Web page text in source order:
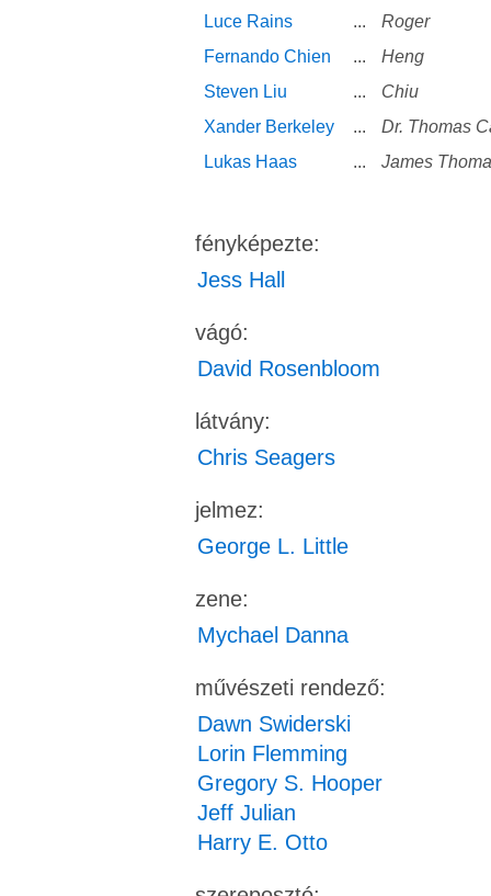
Luce Rains
...
Roger
Fernando Chien
...
Heng
Steven Liu
...
Chiu
Xander Berkeley
...
Dr. Thomas
Lukas Haas
... James
fényképezte:
Jess Hall
vágó:
David Rosenbloom
látvány:
Chris Seagers
jelmez:
George L. Little
zene:
Mychael Danna
művészeti rendező:
Dawn Swiderski
Lorin Flemming
Gregory S. Hooper
Jeff Julian
Harry E. Otto